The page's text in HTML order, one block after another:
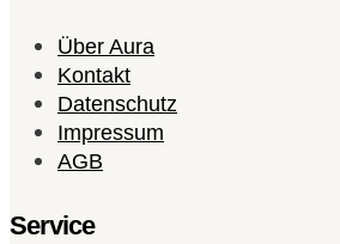
Über Aura
Kontakt
Datenschutz
Impressum
AGB
Service